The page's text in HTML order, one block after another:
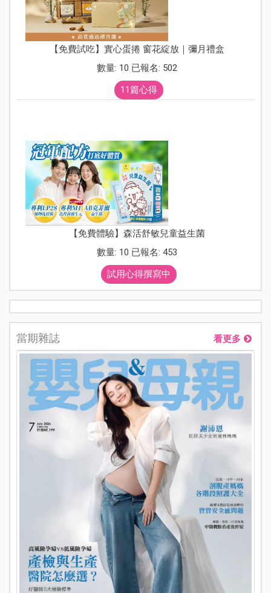
【免費試吃】實心蛋捲 窗花綻放｜彌月禮盒
數量: 10 已報名: 502
11篇心得
【免費體驗】森活舒敏兒童益生菌
數量: 10 已報名: 453
試用心得撰寫中
當期雜誌 看更多